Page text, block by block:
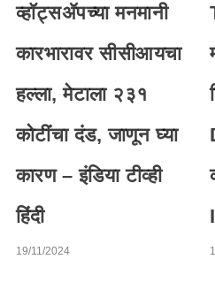
व्हॉट्सॲपच्या मनमानी
कारभारावर सीसीआयचा
हल्ला, मेटाला २३१
कोटींचा दंड, जाणून घ्या
कारण – इंडिया टीव्ही
हिंदी
19/11/2024